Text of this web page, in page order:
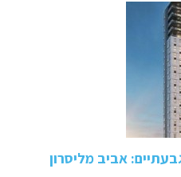
אביב מליסרון